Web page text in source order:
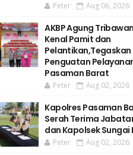
Peter Aug 06, 2026
AKBP Agung
Kenal Pamit dan
Penguatan
Pasaman Barat
Peter Aug 02, 2026
Kapolres Pasaman
Serah Terima
dan Kapolsek Sungai
Peter Aug 02, 2026